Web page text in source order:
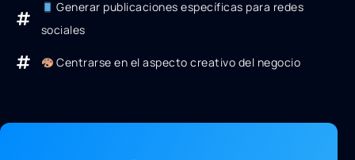
Generar publicaciones específicas para redes
sociales
Centrarse en el aspecto creativo del negocio